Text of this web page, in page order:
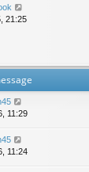
21:25
11:29
11:24